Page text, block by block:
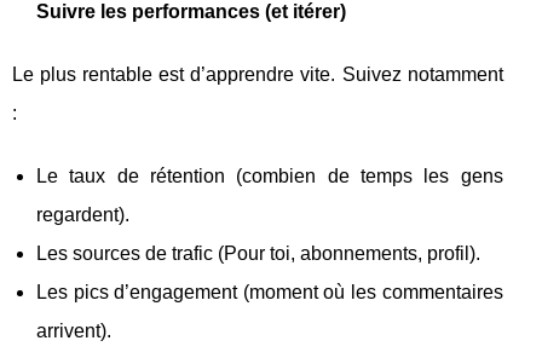
Suivre les performances (et itérer)
Le plus rentable est d’apprendre vite. Suivez notamment
:
Le taux de rétention (combien de temps les gens
regardent).
Les sources de trafic (Pour toi, abonnements, profil).
Les pics d’engagement (moment où les commentaires
arrivent).